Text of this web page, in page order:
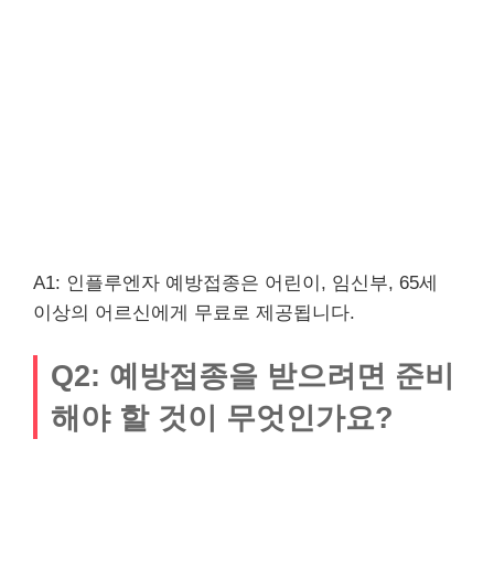
A1: 인플루엔자 예방접종은 어린이, 임신부, 65세
이상의 어르신에게 무료로 제공됩니다.
Q2: 예방접종을 받으려면 준비
해야 할 것이 무엇인가요?